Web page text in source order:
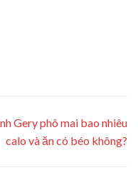
Gery phô mai bao nhiêu
calo và ăn có béo không?